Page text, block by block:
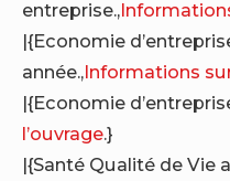
entreprise.,
|{Economie
année.,Informations
|{Economie
l’ouvrage.}
|{Santé Qualité de Vie